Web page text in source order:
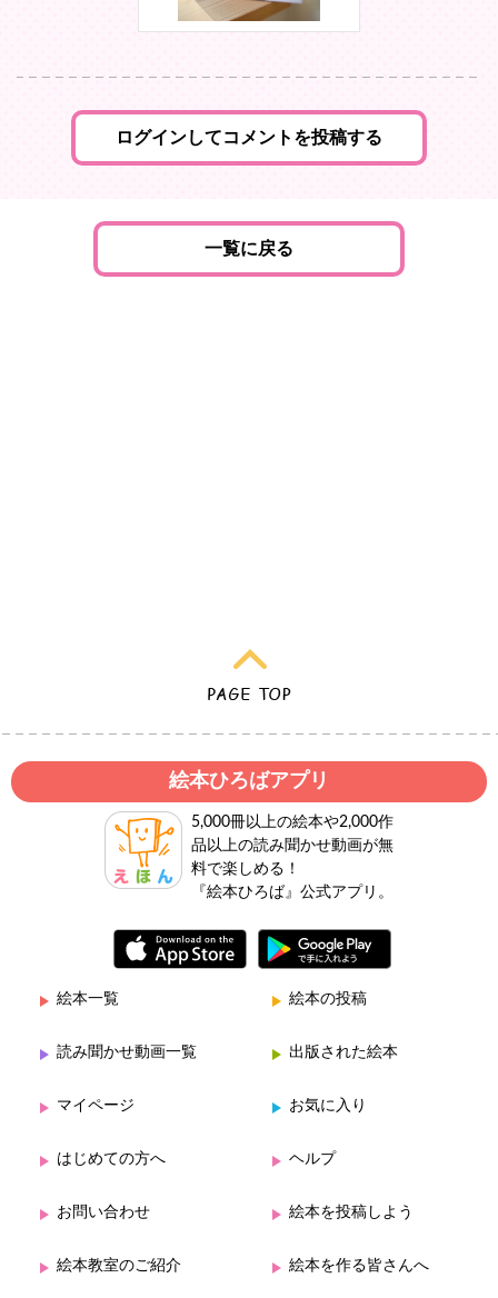
ログインしてコメントを投稿する
一覧に戻る
絵本ひろばアプリ
5,000冊以上の絵本や2,000作
品以上の読み聞かせ動画が無
料で楽しめる！
『絵本ひろば』公式アプリ。
絵本一覧 絵本の投稿
読み聞かせ動画一覧 出版された絵本
マイページ お気に入り
はじめての方へ ヘルプ
お問い合わせ 絵本を投稿しよう
絵本教室のご紹介 絵本を作る皆さんへ